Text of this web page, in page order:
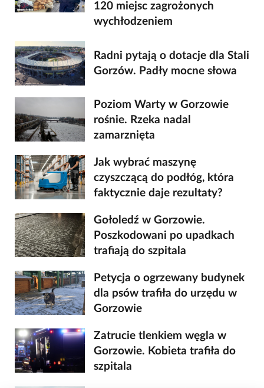
120 miejsc zagrożonych
wychłodzeniem
Radni pytają o dotacje dla Stali
Gorzów. Padły mocne słowa
Poziom Warty w Gorzowie
rośnie. Rzeka nadal
zamarznięta
Jak wybrać maszynę
czyszczącą do podłóg, która
faktycznie daje rezultaty?
Gołoledź w Gorzowie.
Poszkodowani po upadkach
trafiają do szpitala
Petycja o ogrzewany budynek
dla psów trafiła do urzędu w
Gorzowie
Zatrucie tlenkiem węgla w
Gorzowie. Kobieta trafiła do
szpitala